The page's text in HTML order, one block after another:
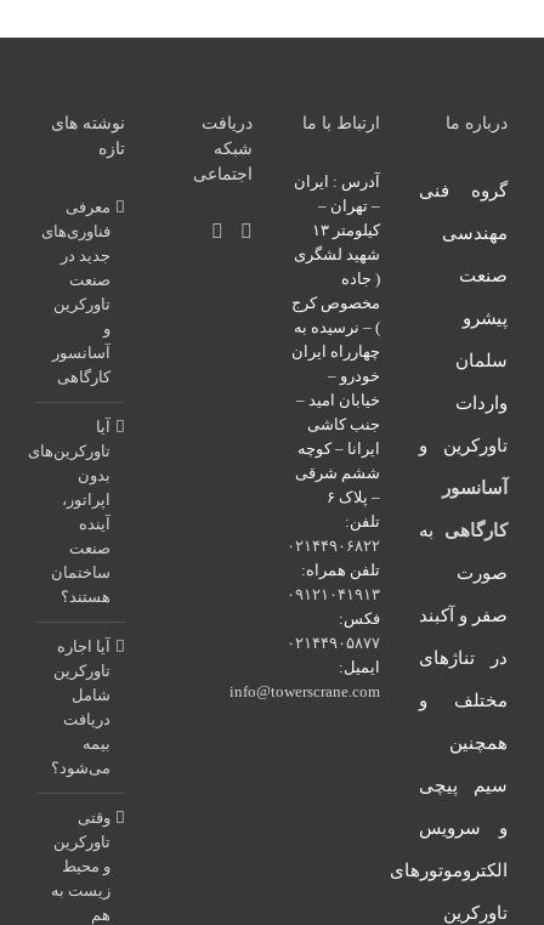
درباره ما
گروه فنی
مهندسی
صنعت
پیشرو
سلمان
واردات
تاورکرین و
آسانسور
کارگاهی به
صورت
صفر و آکبند
در تناژهای
مختلف و
همچنین
سیم پیچی
و سرویس
الکتروموتورهای
تاورکرین
ارتباط با ما
آدرس : ایران
– تهران –
کیلومتر ۱۳
شهید لشگری
( جاده
مخصوص کرج
) – نرسیده به
چهارراه ایران
خودرو –
خیابان امید –
جنب کاشی
ایرانا – کوچه
ششم شرقی
– پلاک ۶
تلفن:
۰۲۱۴۴۹۰۶۸۲۲
تلفن همراه:
۰۹۱۲۱۰۴۱۹۱۳
فکس:
۰۲۱۴۴۹۰۵۸۷۷
ایمیل:
info@towerscrane.com
دریافت
شبکه
اجتماعی
نوشته های
تازه
معرفی
فناوری‌های
جدید در
صنعت
تاورکرین
و
آسانسور
کارگاهی
آیا
تاورکرین‌های
بدون
اپراتور،
آینده
صنعت
ساختمان
هستند؟
آیا اجاره
تاورکرین
شامل
دریافت
بیمه
می‌شود؟
وقتی
تاورکرین
و محیط
زیست به
هم